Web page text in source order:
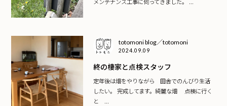
メンテナンス工事に伺ってきました。 ...
totomoni blog／totomoni
2024.09.09
終の棲家と点検スタッフ
定年後は畑をやりながら 田舎でのんびり生活
したい。 完成してます。綺麗な畑 点検に行く
と ...